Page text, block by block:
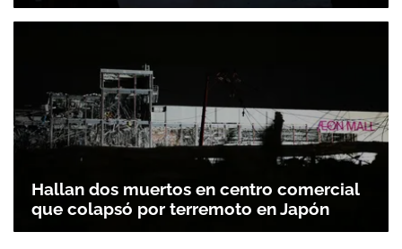
Hallan dos muertos en centro comercial
que colapsó por terremoto en Japón